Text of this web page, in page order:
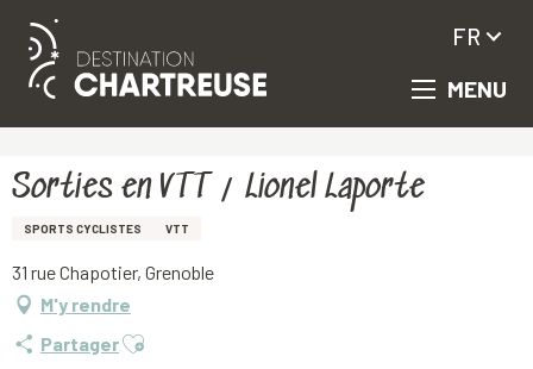
Aller
principal
MENU
FR
Sorties en VTT / Lionel Laporte
SPORTS CYCLISTES VTT
31 rue Chapotier, Grenoble
M'y rendre
PartagerAjouter aux favoris